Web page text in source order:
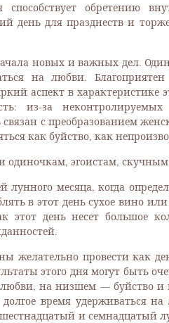
способствует обретению
день для празднеств и
новых и важных дел.
на любви.
аспект в характеристике
из-за
с преобразованием
как буйство, как
одиночкам, эгоистам,
месяца, когда
в этот день сухое вино
этот день несет большое
желательно провести как
этого дня могут быть
на низшем — буйство и
время удерживаться
и семнадцатый